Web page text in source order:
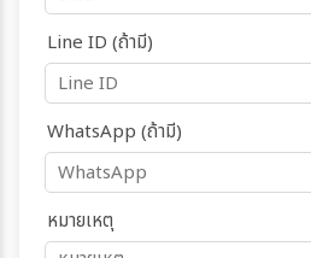
Line ID (ถ้ามี)
WhatsApp (ถ้ามี)
หมายเหตุ